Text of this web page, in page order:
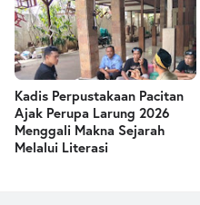
Kadis Perpustakaan Pacitan
Ajak Perupa Larung 2026
Menggali Makna Sejarah
Melalui Literasi